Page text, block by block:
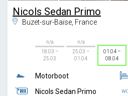
Nicols Sedan Primo
Buzet-sur-Baïse, France
n/a
18.03 –
25.03
n/a
25.03 –
01.04
01.04 –
08.04
Motorboot
Nicols Sedan Primo